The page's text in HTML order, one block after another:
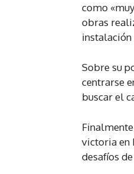
como
obras
instalación
Sobre su
centrarse
buscar el
victoria en
desafíos